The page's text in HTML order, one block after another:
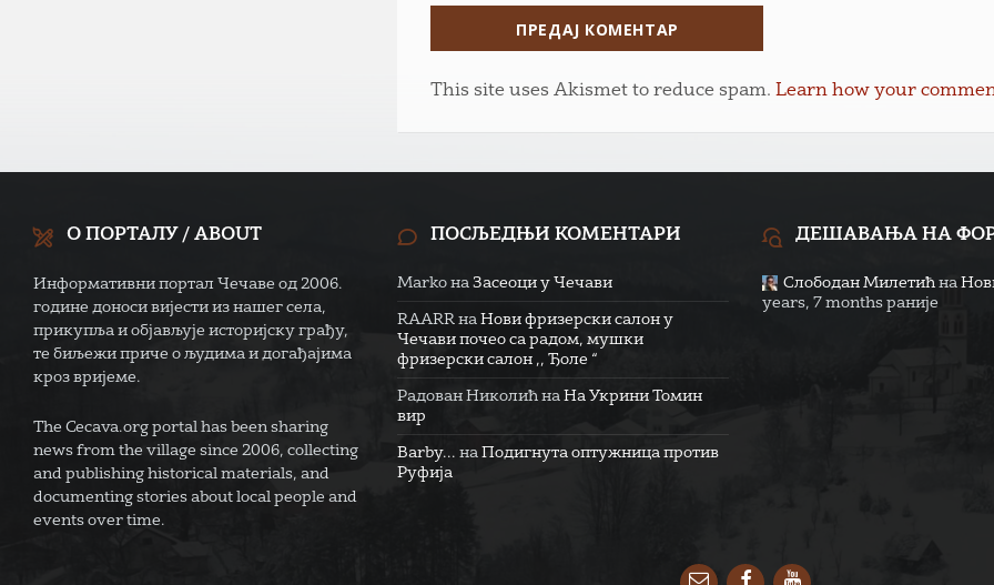
This site uses Akismet to reduce spam.Learn how your
О ПОРТАЛУ / ABOUT
Информативни портал Чечаве од 2006.
године доноси вијести из нашег села,
прикупља и објављује историјску грађу,
те биљежи приче о људима и догађајима
кроз вријеме.
The Cecava.org portal has been sharing
news from the village since 2006, collecting
and publishing historical materials, and
documenting stories about local people and
events over time.
ПОСЉЕДЊИ КОМЕНТАРИ
Marko наЗасеоци у Чечави
RAARR наНови фризерски салон у
Чечави почео са радом, мушки
фризерски салон ,, Ђоле “
Радован Николић наНа Укрини Томин
вир
Barby... наПодигнута оптужница против
Руфија
ДЕШАВАЊА НА
Слободан Милетић на
years, 7 months раније
EmailFacebookYouTube